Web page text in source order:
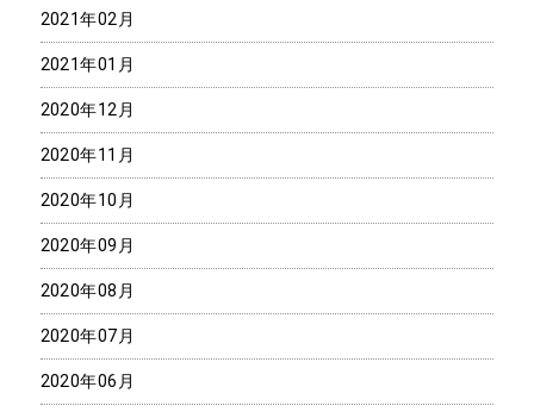
2021年02月
2021年01月
2020年12月
2020年11月
2020年10月
2020年09月
2020年08月
2020年07月
2020年06月